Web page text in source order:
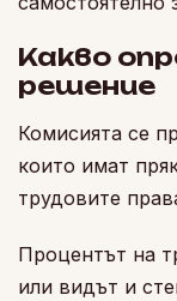
Какво
решение
Комисията се
които имат
трудовите
Процентът на
или видът и